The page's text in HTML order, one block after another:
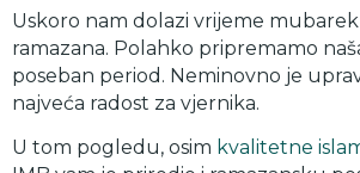
Uskoro nam dolazi vrijeme mubarek
ramazana. Polahko pripremamo
poseban period. Neminovno je
najveća radost za vjernika.
U tom pogledu, osim kvalitetne